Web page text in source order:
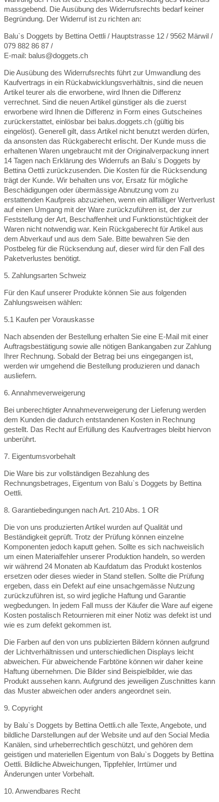
massgebend. Die Ausübung des Widerrufsrechts bedarf keiner
Begründung. Der Widerruf ist zu richten an:
Balu`s Doggets by Bettina Oettli / Hauptstrasse 12 / 9562 Märwil /
079 882 86 87 /
E-mail: balus@doggets.ch
Die Ausübung des Widerrufsrechts führt zur Umwandlung des
Kaufvertrags in ein Rückabwicklungsverhältnis, sind die neuen
Artikel teurer als die erworbene, wird Ihnen die Differenz
verrechnet. Sind die neuen Artikel günstiger als die zuerst
erworbene wird Ihnen die Differenz in Form eines Gutscheines
zurückerstattet, einlösbar bei balus.doggets.ch (gültig bis
eingelöst). Generell gilt, dass Artikel nicht benutzt werden dürfen,
da ansonsten das Rückgaberecht erlischt. Der Kunde muss die
erhaltenen Waren ungebraucht mit der Originalverpackung innert
14 Tagen nach Erklärung des Widerrufs an Balu`s Doggets by
Bettina Oettli zurückzusenden. Die Kosten für die Rücksendung
trägt der Kunde. Wir behalten uns vor, Ersatz für mögliche
Beschädigungen oder übermässige Abnutzung vom zu
erstattenden Kaufpreis abzuziehen, wenn ein allfälliger Wertverlust
auf einen Umgang mit der Ware zurückzuführen ist, der zur
Feststellung der Art, Beschaffenheit und Funktionstüchtigkeit der
Waren nicht notwendig war. Kein Rückgaberecht für Artikel aus
dem Abverkauf und aus dem Sale. Bitte bewahren Sie den
Postbeleg für die Rücksendung auf, dieser wird für den Fall des
Paketverlustes benötigt.
5. Zahlungsarten Schweiz
Für den Kauf unserer Produkte können Sie aus folgenden
Zahlungsweisen wählen:
5.1 Kaufen per Vorauskasse
Nach absenden der Bestellung erhalten Sie eine E-Mail mit einer
Auftragsbestätigung sowie alle nötigen Bankangaben zur Zahlung
Ihrer Rechnung. Sobald der Betrag bei uns eingegangen ist,
werden wir umgehend die Bestellung produzieren und danach
ausliefern.
6. Annahmeverweigerung
Bei unberechtigter Annahmeverweigerung der Lieferung werden
dem Kunden die dadurch entstandenen Kosten in Rechnung
gestellt. Das Recht auf Erfüllung des Kaufvertrages bleibt hiervon
unberührt.
7. Eigentumsvorbehalt
Die Ware bis zur vollständigen Bezahlung des
Rechnungsbetrages, Eigentum von Balu`s Doggets by Bettina
Oettli.
8. Garantiebedingungen nach Art. 210 Abs. 1 OR
Die von uns produzierten Artikel wurden auf Qualität und
Beständigkeit geprüft. Trotz der Prüfung können einzelne
Komponenten jedoch kaputt gehen. Sollte es sich nachweislich
um einen Materialfehler unserer Produktion handeln, so werden
wir während 24 Monaten ab Kaufdatum das Produkt kostenlos
ersetzen oder dieses wieder in Stand stellen. Sollte die Prüfung
ergeben, dass ein Defekt auf eine unsachgemässe Nutzung
zurückzuführen ist, so wird jegliche Haftung und Garantie
wegbedungen. In jedem Fall muss der Käufer die Ware auf eigene
Kosten postalisch Retournieren mit einer Notiz was defekt ist und
wie es zum defekt gekommen ist.
Die Farben auf den von uns publizierten Bildern können aufgrund
der Lichtverhältnissen und unterschiedlichen Displays leicht
abweichen. Für abweichende Farbtöne können wir daher keine
Haftung übernehmen. Die Bilder sind Beispielbilder, wie das
Produkt aussehen kann. Aufgrund des jeweiligen Zuschnittes kann
das Muster abweichen oder anders angeordnet sein.
9. Copyright
by Balu`s Doggets by Bettina Oettli.ch alle Texte, Angebote, und
bildliche Darstellungen auf der Website und auf den Social Media
Kanälen, sind urheberrechtlich geschützt, und gehören dem
geistigen und materiellen Eigentum von Balu`s Doggets by Bettina
Oettli. Bildliche Abweichungen, Tippfehler, Irrtümer und
Änderungen unter Vorbehalt.
10. Anwendbares Recht